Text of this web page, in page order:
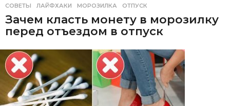
СОВЕТЫ ЛАЙФХАКИ ,МОРОЗИЛКА ,ОТПУСК
Зачем класть монету в морозилку
перед отъездом в отпуск